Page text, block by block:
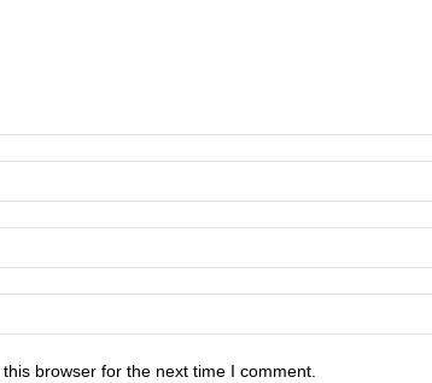
browser for the next time I comment.